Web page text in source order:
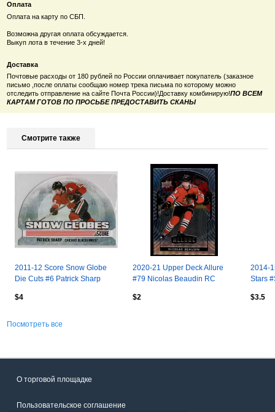
Оплата
Оплата на карту по СБП.
Возможна другая оплата обсуждается.
Выкуп лота в течение 3-х дней!
Доставка
Почтовые расходы от 180 рублей по России оплачивает покупатель (заказное
письмо ,после оплаты сообщаю номер трека письма по которому можно
отследить отправление на сайте Почта России)!Доставку комбинирую!ПО ВСЕМ
КАРТАМ ГОТОВ ПО ПРОСЬБЕ ПРЕДОСТАВИТЬ СКАНЫ
Смотрите также
2011-12 Score Snow Globe
Die Cuts #6 Patrick Sharp
$4
2020-21 Upper Deck Allure
#79 Nicolas Beaudin RC
$2
2014-
Stars
$3.5
Посмотреть все
О торговой площадке
Пользовательское соглашение